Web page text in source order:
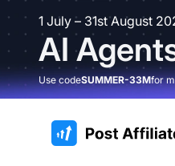
1 July – 31st August
AI
Use codeSUMMER-33Mfor
:site.title